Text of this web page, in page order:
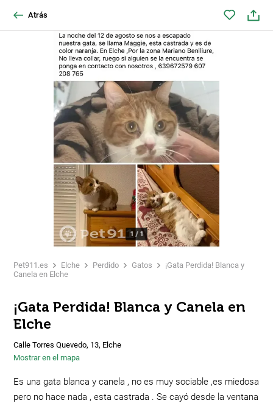
Atrás
1 / 1
Pet911.es Elche Perdido Gatos
¡Gata Perdida! Blanca y
Canela en Elche
¡Gata Perdida! Blanca y Canela en
Elche
Calle Torres Quevedo, 13, Elche
Mostrar en el mapa
Es una gata blanca y canela , no es muy sociable ,es miedosa
pero no hace nada , esta castrada . Se cayó desde la ventana